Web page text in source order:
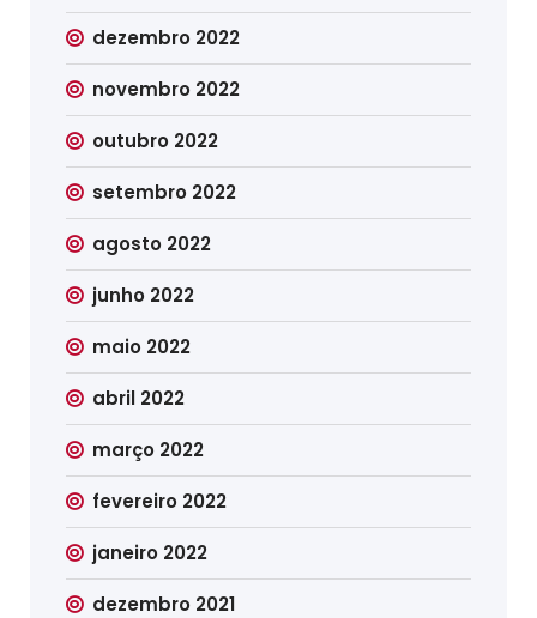
dezembro 2022
novembro 2022
outubro 2022
setembro 2022
agosto 2022
junho 2022
maio 2022
abril 2022
março 2022
fevereiro 2022
janeiro 2022
dezembro 2021